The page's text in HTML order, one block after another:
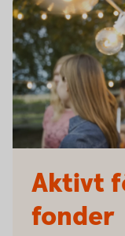
Aktivt
fonder